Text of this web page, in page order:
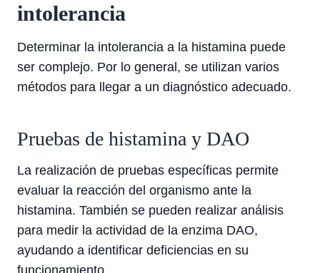
intolerancia
Determinar la intolerancia a la histamina puede
ser complejo. Por lo general, se utilizan varios
métodos para llegar a un diagnóstico adecuado.
Pruebas de histamina y DAO
La realización de pruebas específicas permite
evaluar la reacción del organismo ante la
histamina. También se pueden realizar análisis
para medir la actividad de la enzima DAO,
ayudando a identificar deficiencias en su
funcionamiento.